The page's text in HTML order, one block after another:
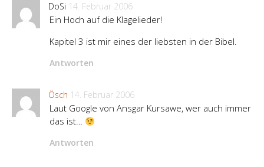
DoSi 14. Februar 2006
Ein Hoch auf die Klagelieder!
Kapitel 3 ist mir eines der liebsten in der Bibel.
Antworten
Ösch 14. Februar 2006
Laut Google von Ansgar Kursawe, wer auch immer
das ist…
Antworten